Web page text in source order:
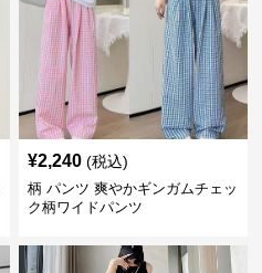
¥2,240 (税込)
柄 パンツ 爽やかギンガムチェッ
ク柄ワイドパンツ